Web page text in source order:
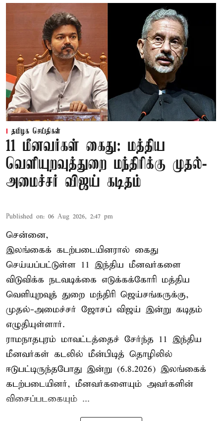
தமிழக செய்திகள்
11 மீனவர்கள் கைது: மத்திய
வெளியுறவுத்துறை மந்திரிக்கு முதல்-
அமைச்சர் விஜய் கடிதம்
Published on: 06 Aug 2026, 2:47 pm
சென்னை,
இலங்கைக் கடற்படையினரால் கைது
செய்யப்பட்டுள்ள 11 இந்திய மீனவர்களை
விடுவிக்க நடவடிக்கை எடுக்கக்கோரி மத்திய
வெளியுறவுத் துறை மந்திரி ஜெய்சங்கருக்கு,
முதல்-அமைச்சர் ஜோசப் விஜய் இன்று கடிதம்
எழுதியுள்ளார்.
ராமநாதபுரம் மாவட்டத்தைச் சேர்ந்த 11 இந்திய
மீனவர்கள் கடலில் மீன்பிடித் தொழிலில்
ஈடுபட்டிருந்தபோது இன்று (6.8.2026) இலங்கைக்
கடற்படையினர், மீனவர்களையும் அவர்களின்
விசைப்படகையும் ...